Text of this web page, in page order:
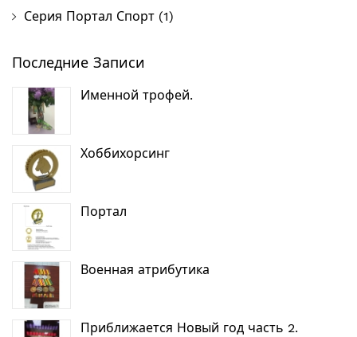
Серия Портал Спорт (1)
Последние Записи
Именной трофей.
Хоббихорсинг
Портал
Военная атрибутика
Приближается Новый год часть 2.